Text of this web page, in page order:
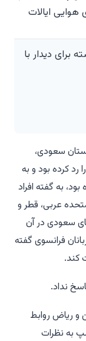
برای دیدار با
سعودی،
کرده بود و به
به گفته افراد
عربی، قطر و
سعودی در آن
فرانسوی گفته
کند.
نداد.
و ریاض روابط
به نظرات